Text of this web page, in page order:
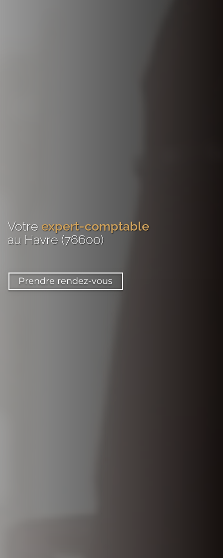
Votre expert-comptable
au Havre (76600)
Prendre rendez-vous